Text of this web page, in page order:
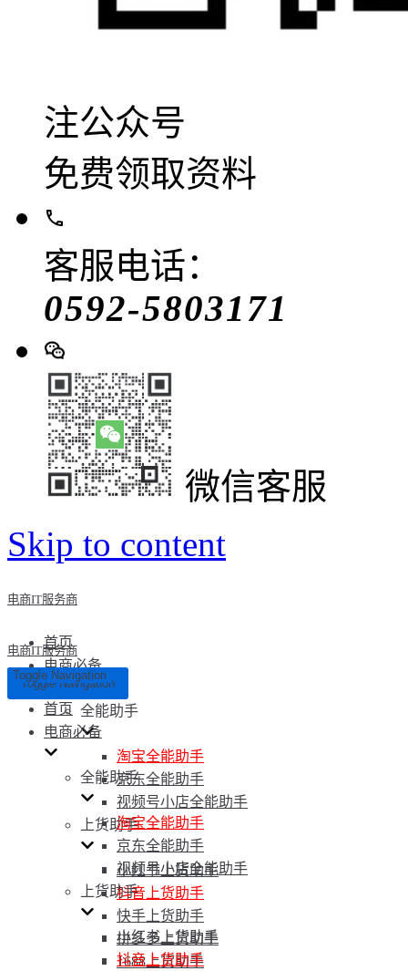
注公众号
免费领取资料
客服电话：
0592-5803171
微信客服
Skip to content
电商IT服务商
首页
电商必备
全能助手
淘宝全能助手
京东全能助手
视频号小店全能助手
上货助手
小红书上货助手
抖音上货助手
快手上货助手
拼多多上货助手
1688上货助手
电商IT服务商
Toggle Navigation
Toggle Navigation
首页
电商必备
全能助手
淘宝全能助手
京东全能助手
视频号小店全能助手
上货助手
小红书上货助手
抖音上货助手